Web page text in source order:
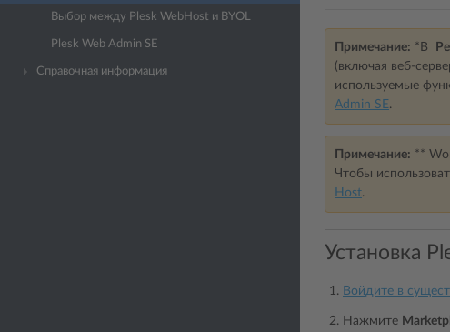
Выбор между Plesk WebHost и BYOL
Plesk Web Admin SE
Справочная информация
Примечание: *В
(включая веб-
используемые
Admin SE.
Примечание: **
Чтобы
Host.
Установка
Войдите в
Нажмите